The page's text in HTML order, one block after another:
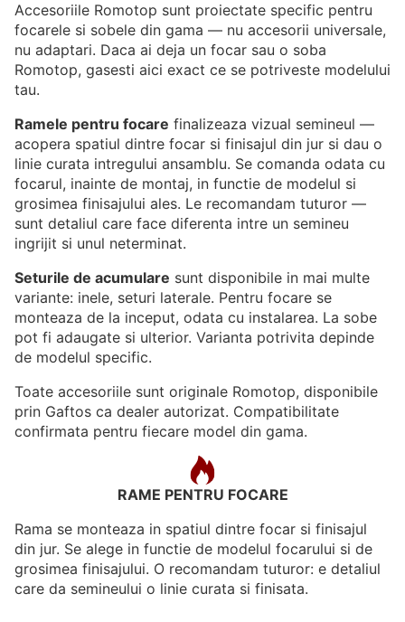
Accesoriile Romotop sunt proiectate specific pentru
focarele si sobele din gama — nu accesorii universale,
nu adaptari. Daca ai deja un focar sau o soba
Romotop, gasesti aici exact ce se potriveste modelului
tau.
Ramele pentru focare finalizeaza vizual semineul —
acopera spatiul dintre focar si finisajul din jur si dau o
linie curata intregului ansamblu. Se comanda odata cu
focarul, inainte de montaj, in functie de modelul si
grosimea finisajului ales. Le recomandam tuturor —
sunt detaliul care face diferenta intre un semineu
ingrijit si unul neterminat.
Seturile de acumulare sunt disponibile in mai multe
variante: inele, seturi laterale. Pentru focare se
monteaza de la inceput, odata cu instalarea. La sobe
pot fi adaugate si ulterior. Varianta potrivita depinde
de modelul specific.
Toate accesoriile sunt originale Romotop, disponibile
prin Gaftos ca dealer autorizat. Compatibilitate
confirmata pentru fiecare model din gama.
RAME PENTRU FOCARE
Rama se monteaza in spatiul dintre focar si finisajul
din jur. Se alege in functie de modelul focarului si de
grosimea finisajului. O recomandam tuturor: e detaliul
care da semineului o linie curata si finisata.